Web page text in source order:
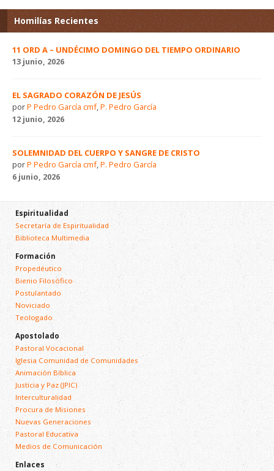
Homilías Recientes
11 ORD A – UNDÉCIMO DOMINGO DEL TIEMPO ORDINARIO
13 junio, 2026
EL SAGRADO CORAZÓN DE JESÚS
porP Pedro García cmf,P. Pedro García
12 junio, 2026
SOLEMNIDAD DEL CUERPO Y SANGRE DE CRISTO
porP Pedro García cmf,P. Pedro García
6 junio, 2026
Espiritualidad
Secretaría de Espiritualidad
Biblioteca Multimedia
Formación
Propedéutico
Bienio Filosófico
Postulantado
Noviciado
Teologado
Apostolado
Pastoral Vocacional
Iglesia Comunidad de Comunidades
Animación Bíblica
Justicia y Paz (JPIC)
Interculturalidad
Procura de Misiones
Nuevas Generaciones
Pastoral Educativa
Medios de Comunicación
Enlaces